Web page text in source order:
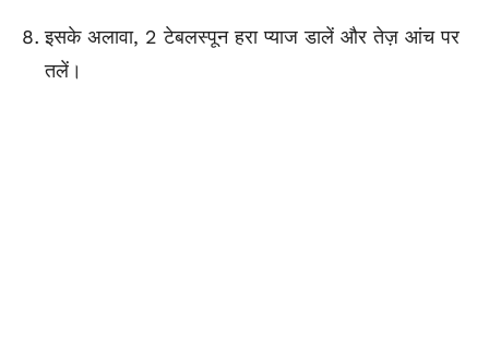
इसके अलावा, 2 टेबलस्पून हरा प्याज डालें और तेज़ आंच पर
तलें।